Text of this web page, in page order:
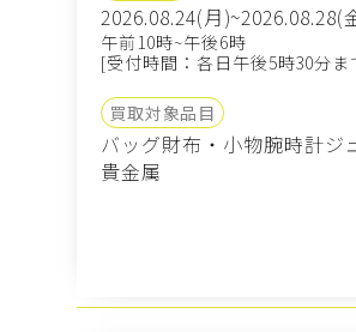
2026.08.24(月)~2026.08.28(
午前10時~午後6時
[受付時間：各日午後5時30分ま
買取対象品目
バッグ財布・小物腕時計ジ
貴金属